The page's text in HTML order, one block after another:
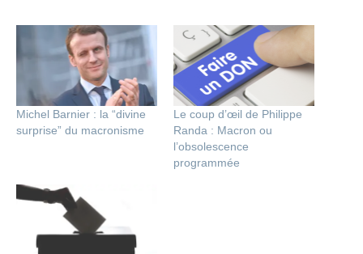
Michel Barnier : la “divine
surprise” du macronisme
Le coup d’œil de Philippe
Randa : Macron ou
l’obsolescence
programmée